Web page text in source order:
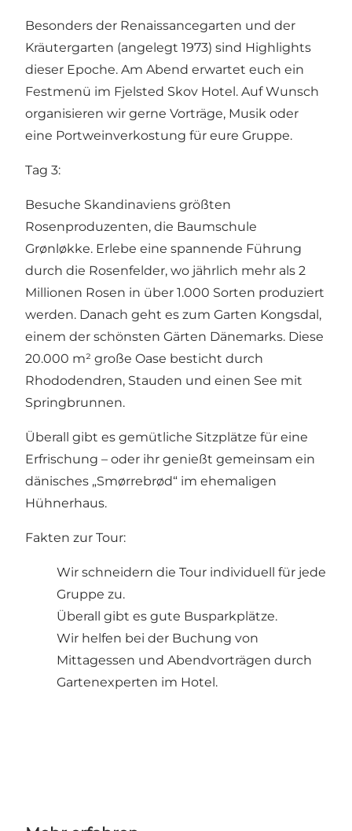
Besonders der Renaissancegarten und der
Kräutergarten (angelegt 1973) sind Highlights
dieser Epoche. Am Abend erwartet euch ein
Festmenü im Fjelsted Skov Hotel. Auf Wunsch
organisieren wir gerne Vorträge, Musik oder
eine Portweinverkostung für eure Gruppe.
Tag 3:
Besuche Skandinaviens größten
Rosenproduzenten, die Baumschule
Grønløkke. Erlebe eine spannende Führung
durch die Rosenfelder, wo jährlich mehr als 2
Millionen Rosen in über 1.000 Sorten produziert
werden. Danach geht es zum Garten Kongsdal,
einem der schönsten Gärten Dänemarks. Diese
20.000 m² große Oase besticht durch
Rhododendren, Stauden und einen See mit
Springbrunnen.
Überall gibt es gemütliche Sitzplätze für eine
Erfrischung – oder ihr genießt gemeinsam ein
dänisches „Smørrebrød“ im ehemaligen
Hühnerhaus.
Fakten zur Tour:
Wir schneidern die Tour individuell für jede
Gruppe zu.
Überall gibt es gute Busparkplätze.
Wir helfen bei der Buchung von
Mittagessen und Abendvorträgen durch
Gartenexperten im Hotel.